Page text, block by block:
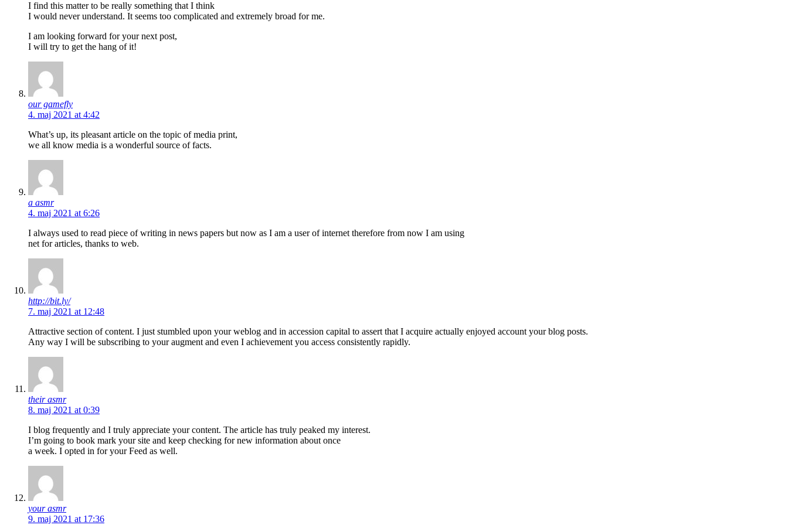
I find this matter to be really something that I think
I would never understand. It seems too complicated and extremely broad for me.
I am looking forward for your next post,
I will try to get the hang of it!
our gamefly
4. maj 2021 at 4:42
What’s up, its pleasant article on the topic of media print,
we all know media is a wonderful source of facts.
a asmr
4. maj 2021 at 6:26
I always used to read piece of writing in news papers but now as I am a user of internet therefore from now I am using
net for articles, thanks to web.
http://bit.ly/
7. maj 2021 at 12:48
Attractive section of content. I just stumbled upon your weblog and in accession capital to assert that I acquire actually enjoyed account your blog posts.
Any way I will be subscribing to your augment and even I achievement you access consistently rapidly.
their asmr
8. maj 2021 at 0:39
I blog frequently and I truly appreciate your content. The article has truly peaked my interest.
I’m going to book mark your site and keep checking for new information about once
a week. I opted in for your Feed as well.
your asmr
9. maj 2021 at 17:36